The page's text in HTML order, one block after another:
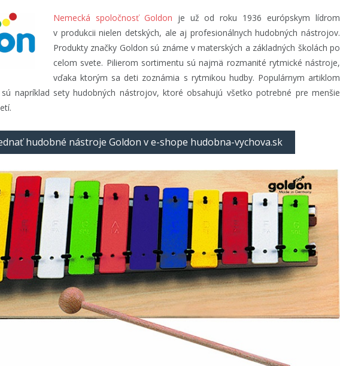
Nemecká spoločnosť Goldon je už od roku 1936 európskym lídrom
v produkcii nielen detských, ale aj profesionálnych hudobných nástrojov.
Produkty značky Goldon sú známe v materských a základných školách po
celom svete. Pilierom sortimentu sú najmä rozmanité rytmické nástroje,
vďaka ktorým sa deti zoznámia s rytmikou hudby. Populárnym artiklom
napríklad sety hudobných nástrojov, ktoré obsahujú všetko potrebné pre menšie
hudobné nástroje Goldon v e-shope hudobna-vychova.sk